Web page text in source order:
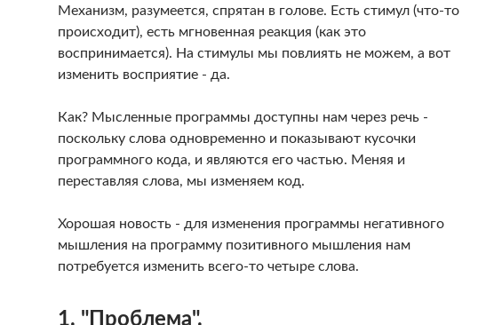
Механизм, разумеется, спрятан в голове. Есть стимул (что-то
происходит), есть мгновенная реакция (как это
воспринимается). На стимулы мы повлиять не можем, а вот
изменить восприятие - да.
Как? Мысленные программы доступны нам через речь -
поскольку слова одновременно и показывают кусочки
программного кода, и являются его частью. Меняя и
переставляя слова, мы изменяем код.
Хорошая новость - для изменения программы негативного
мышления на программу позитивного мышления нам
потребуется изменить всего-то четыре слова.
1. "Проблема".